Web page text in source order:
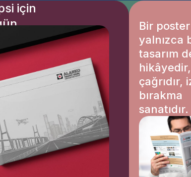
için
kalıcı
posterleri
posterleri
& indirim
duyuru
Bir poster
yalnızca
tasarım
hikâyedir,
çağrıdır,
bırakma
sanatıdır.